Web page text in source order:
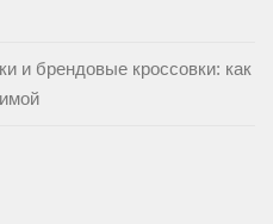
и брендовые кроссовки: как